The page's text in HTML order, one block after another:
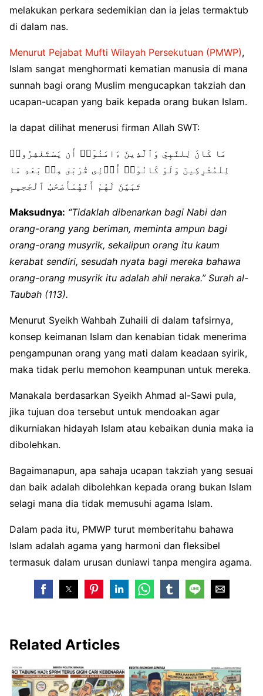
melakukan perkara sedemikian dan ia jelas termaktub
di dalam nas.
Menurut Pejabat Mufti Wilayah Persekutuan (PMWP),
Islam sangat menghormati kematian manusia di mana
sunnah bagi orang Muslim mengucapkan takziah dan
ucapan-ucapan yang baik kepada orang bukan Islam.
Ia dapat dilihat menerusi firman Allah SWT:
مَا كَانَ لِلنَّبِىِّ وَٱلَّذِينَ ءَامَنُوٓا۟ أَن يَسْتَغْفِرُوا۟
لِلْمُشْرِكِينَ وَلَوْ كَانُوٓا۟ أُو۟لِى قُرْبَىٰ مِنۢ بَعْدِ مَا
تَبَيَّنَ لَهُمْ أَنَّهُمْأَصْحَٰبُ ٱلْجَحِيمِ
Maksudnya: “Tidaklah dibenarkan bagi Nabi dan
orang-orang yang beriman, meminta ampun bagi
orang-orang musyrik, sekalipun orang itu kaum
kerabat sendiri, sesudah nyata bagi mereka bahawa
orang-orang musyrik itu adalah ahli neraka.” Surah al-
Taubah (113).
Menurut Syeikh Wahbah Zuhaili di dalam tafsirnya,
konsep keimanan Islam dan kenabian tidak menerima
pengampunan orang yang mati dalam keadaan syirik,
maka tidak perlu memohon keampunan untuk mereka.
Manakala berdasarkan Syeikh Ahmad al-Sawi pula,
jika tujuan doa tersebut untuk mendoakan agar
dikurniakan hidayah Islam atau kebaikan dunia maka ia
dibolehkan.
Bagaimanapun, apa sahaja ucapan takziah yang sesuai
dan baik adalah dibolehkan kepada orang bukan Islam
selagi mana dia tidak memusuhi agama Islam.
Dalam pada itu, PMWP turut memberitahu bahawa
Islam adalah agama yang harmoni dan fleksibel
termasuk dalam urusan duniawi tanpa mengira agama.
Related Articles